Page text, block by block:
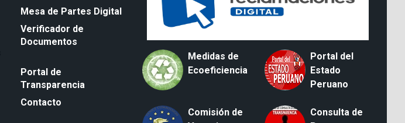
Mesa de Partes Digital
Verificador de
Documentos
Portal de
Transparencia
Contacto
Medidas de
Ecoeficiencia
Portal del
Estado
Peruano
Comisión de
Consulta de